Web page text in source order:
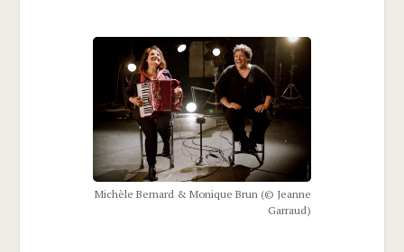
Michèle Ber­nard & Monique Brun (© Jeanne
Garraud)